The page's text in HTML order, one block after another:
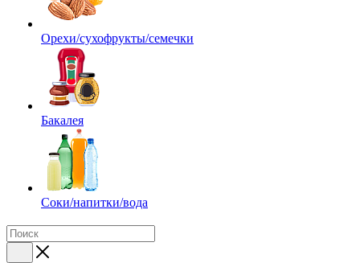
Орехи/сухофрукты/семечки
Бакалея
Соки/напитки/вода